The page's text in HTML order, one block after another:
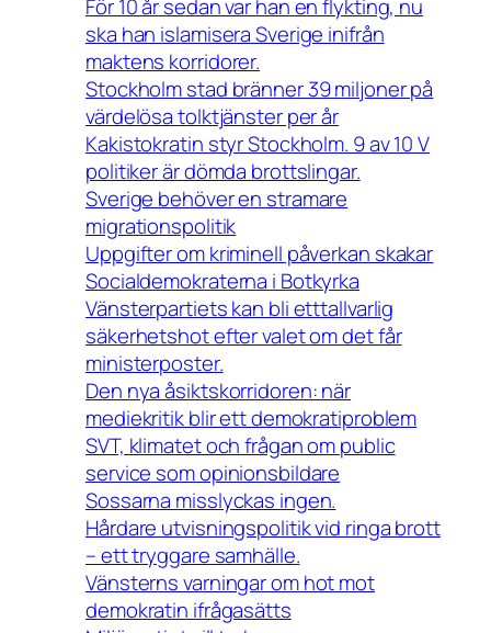
För 10 år sedan var han en flykting, nu
ska han islamisera Sverige inifrån
maktens korridorer.
Stockholm stad bränner 39 miljoner på
värdelösa tolktjänster per år
Kakistokratin styr Stockholm. 9 av 10 V
politiker är dömda brottslingar.
Sverige behöver en stramare
migrationspolitik
Uppgifter om kriminell påverkan skakar
Socialdemokraterna i Botkyrka
Vänsterpartiets kan bli etttallvarlig
säkerhetshot efter valet om det får
ministerposter.
Den nya åsiktskorridoren: när
mediekritik blir ett demokratiproblem
SVT, klimatet och frågan om public
service som opinionsbildare
Sossarna misslyckas ingen.
Hårdare utvisningspolitik vid ringa brott
– ett tryggare samhälle.
Vänsterns varningar om hot mot
demokratin ifrågasätts